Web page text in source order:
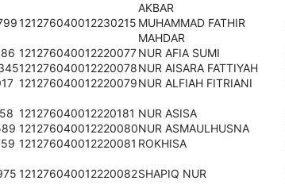
AKBAR
121276040012230215 MUHAMMAD FATHIR
MAHDAR
121276040012220077NUR AFIA SUMI
121276040012220078NUR AISARA FATTIYAH
121276040012220079NUR ALFIAH FITRIANI
121276040012220181 NUR ASISA
121276040012220080NUR ASMAULHUSNA
121276040012220081 ROKHISA
121276040012220082SHAPIQ NUR